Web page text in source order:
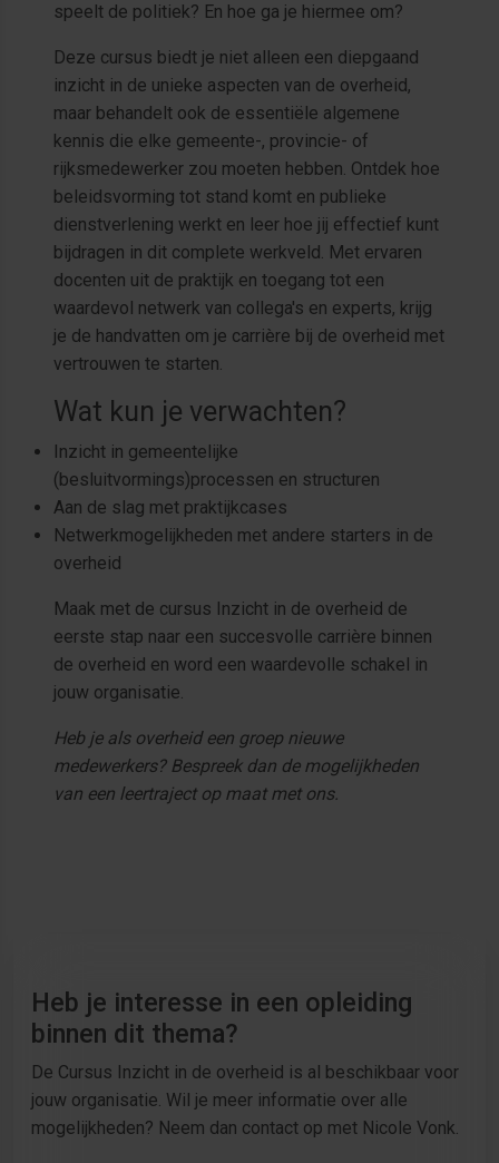
speelt de politiek? En hoe ga je hiermee om?
Deze cursus biedt je niet alleen een diepgaand
inzicht in de unieke aspecten van de overheid,
maar behandelt ook de essentiële algemene
kennis die elke gemeente-, provincie- of
rijksmedewerker zou moeten hebben. Ontdek hoe
beleidsvorming tot stand komt en publieke
dienstverlening werkt en leer hoe jij effectief kunt
bijdragen in dit complete werkveld. Met ervaren
docenten uit de praktijk en toegang tot een
waardevol netwerk van collega's en experts, krijg
je de handvatten om je carrière bij de overheid met
vertrouwen te starten.
Wat kun je verwachten?
Inzicht in gemeentelijke
(besluitvormings)processen en structuren
Aan de slag met praktijkcases
Netwerkmogelijkheden met andere starters in de
overheid
Maak met de cursus Inzicht in de overheid de
eerste stap naar een succesvolle carrière binnen
de overheid en word een waardevolle schakel in
jouw organisatie.
Heb je als overheid een groep nieuwe
medewerkers? Bespreek dan de mogelijkheden
van een leertraject op maat met ons.
Heb je interesse in een opleiding
binnen dit thema?
De Cursus Inzicht in de overheid is al beschikbaar voor
jouw organisatie. Wil je meer informatie over alle
mogelijkheden? Neem dan contact op met Nicole Vonk.